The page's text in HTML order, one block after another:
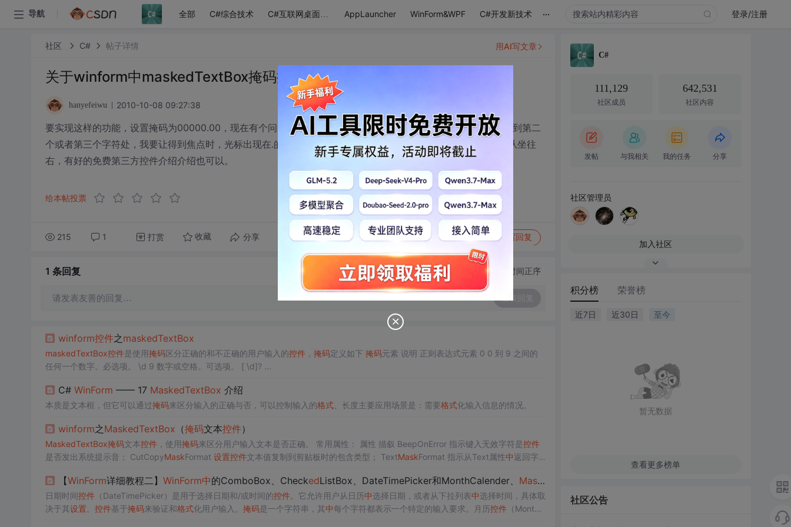
导航 全部 C#综合技术 C#互联网桌面应用 AppLauncher WinForm&WPF C#开发新技术 ... 登录/注册
社区 C# 帖子详情
关于winform中maskedTextBox掩码控件格式设置的问题
hanyefeiwu 2010-10-08 09:27:38
要实现这样的功能，设置掩码为00000.00，现在有个问题，就是当用户使用鼠标获得焦点的时候光标很有可能移到第二
个或者第三个字符处，我要让得到焦点时，光标出现在.的左边然后输入数字的时候是从右往左，“.”后边的输入要从坐往
右，有好的免费第三方控件介绍介绍也可以。
给本帖投票
215 1 打赏 收藏 分享 转发到动态 举报 写回复
用AI写文章
1 条回复 切换为时间正序
请发表友善的回复…
winform控件之 maskedTextBox
maskedTextBox控件是使用掩码区分正确的和不正确的用户输入的控件， 掩码定义如下 掩码元素 说明 正则表达式元素 0 0 到 9 之间的
C# WinForm —— 17 MaskedTextBox 介绍
本质是文本框，但它可以通过掩码来区分输入的正确与否，可以控制输入的格式、长度主要应用场景是：需要格式化输入信息的情况。
winform之 MaskedTextBox （掩码文本控件）
MaskedTextBox掩码文本控件，使用掩码 来区分用户输入文本是否正确。 常用属性： 属性 描叙 BeepOnError 指示键入无效字符是控件
是否发出系统提示音； CutCopyMaskFormat 设置控件 文本值复制到剪贴板时的包含类型； TextMaskFormat 指示从Text属性中返回字
【WinForm详细教程二】 WinForm中的ComboBox、CheckedListBox、DateTimePicker和MonthCalender、 Mask ed
日期时间控件（DateTimePicker）是用于选择日期和/或时间的控件。它允许用户从日历中选择日期，或者从下拉列表中选择时间，具体取
决于其设置 控件基于掩码来验证和格式化用户输入。 掩码是一个字符串，其中每个字符都表示一个特定的输入要求。月历控件（MonthC
C#
111,129
社区成员
642,531
社区内容
发帖 与我相关 我的任务 分享
社区管理员
加入社区
积分榜 荣誉榜
近7日 近30日 至今
暂无数据
查看更多榜单
社区公告